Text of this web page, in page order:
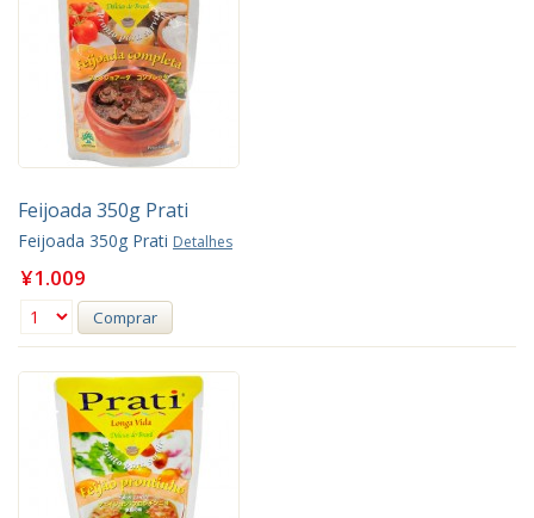
Feijoada 350g Prati
Feijoada 350g Prati Detalhes
¥1.009
Comprar